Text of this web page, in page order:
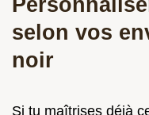
selon vos
noir
Si tu maîtrises déjà